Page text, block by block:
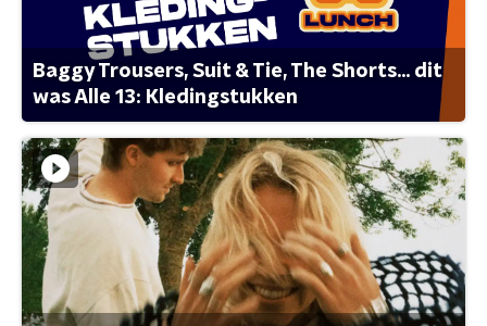
Baggy Trousers, Suit & Tie, The Shorts... dit
was Alle 13: Kledingstukken